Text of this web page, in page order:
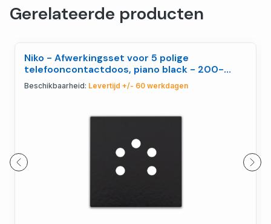
Gerelateerde producten
Niko - Afwerkingsset voor 5 polige
telefooncontactdoos, piano black - 200-
69001
Beschikbaarheid: Levertijd +/- 60 werkdagen